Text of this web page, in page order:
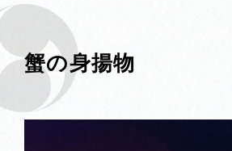
蟹の身揚物